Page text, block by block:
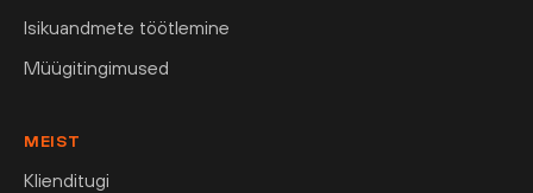
Isikuandmete töötlemine
Müügitingimused
MEIST
Klienditugi